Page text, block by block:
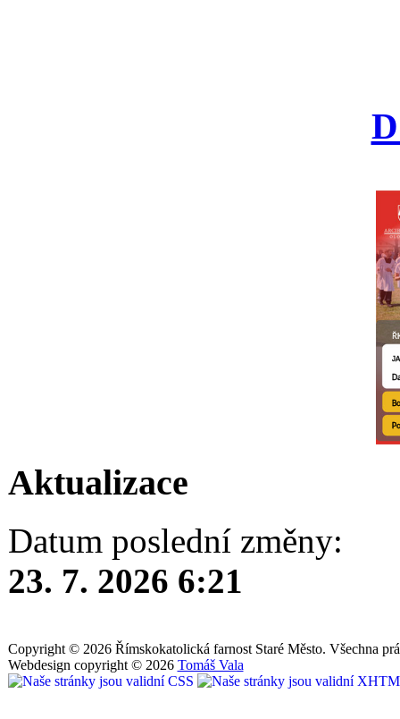
Aktualizace
Datum poslední změny:
23. 7. 2026 6:21
Copyright © 2026 Římskokatolická farnost Staré Město. Všechna
Webdesign copyright © 2026 Tomáš Vala